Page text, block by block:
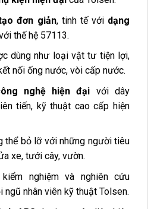
đơn giản, tinh tế với dạng
thế hệ 57113.
dùng như loại vật tư tiện lợi,
nối ống nước, vòi cấp nước.
nghệ hiện đại với dây
tiến, kỹ thuật cao cấp hiện
thể bỏ lỡ với những người tiêu
xe, tưới cây, vườn.
kiểm nghiệm và nghiên cứu
nhân viên kỹ thuật Tolsen.